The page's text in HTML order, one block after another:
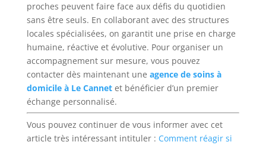
proches peuvent faire face aux défis du quotidien
sans être seuls. En collaborant avec des structures
locales spécialisées, on garantit une prise en charge
humaine, réactive et évolutive. Pour organiser un
accompagnement sur mesure, vous pouvez
contacter dès maintenant une agence de soins à
domicile à Le Cannetet bénéficier d’un premier
échange personnalisé.
Vous pouvez continuer de vous informer avec cet
article très intéressant intituler : Comment réagir si